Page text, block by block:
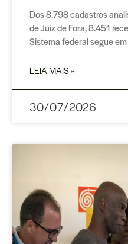
Dos 8.798 cadastros
de Juiz de Fora, 8.451
Sistema federal segue
LEIA MAIS »
30/07/2026